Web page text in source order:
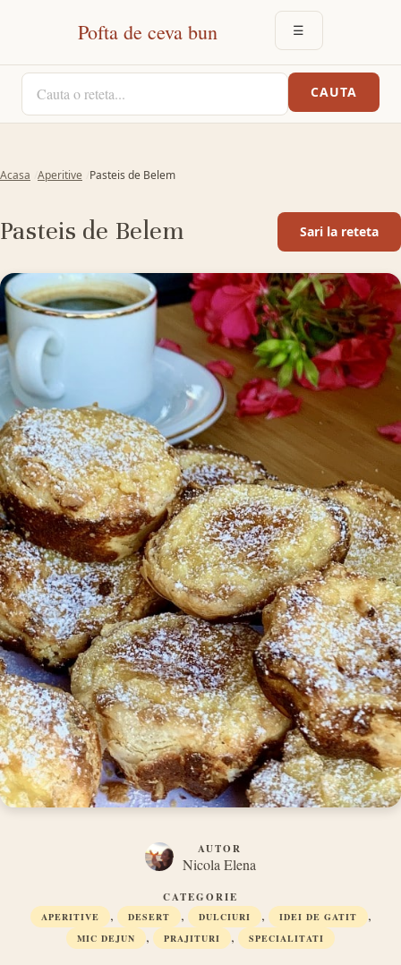
Pofta de ceva bun ☰DESCHIDE
CAUTA O RETETA
CAUTA
Acasa Aperitive Pasteis de Belem
Pasteis de Belem Sari la reteta
AUTOR
Nicola Elena
CATEGORIE
APERITIVE , DESERT , DULCIURI , IDEI DE GATIT ,
MIC DEJUN , PRAJITURI , SPECIALITATI